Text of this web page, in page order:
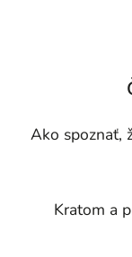
Ako spoznať,
Kratom a